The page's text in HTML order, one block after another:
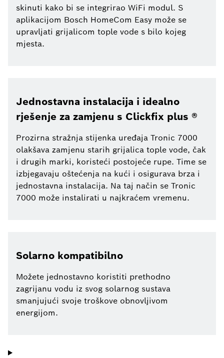
skinuti kako bi se integrirao WiFi modul. S
aplikacijom Bosch HomeCom Easy može se
upravljati grijalicom tople vode s bilo kojeg
mjesta.
Jednostavna instalacija i idealno
rješenje za zamjenu s Clickfix plus ®
Prozirna stražnja stijenka uređaja Tronic 7000
olakšava zamjenu starih grijalica tople vode, čak
i drugih marki, koristeći postojeće rupe. Time se
izbjegavaju oštećenja na kući i osigurava brza i
jednostavna instalacija. Na taj način se Tronic
7000 može instalirati u najkraćem vremenu.
Solarno kompatibilno
Možete jednostavno koristiti prethodno
zagrijanu vodu iz svog solarnog sustava
smanjujući svoje troškove obnovljivom
energijom.